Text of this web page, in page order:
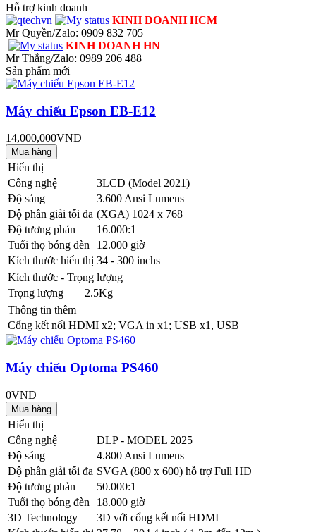
Hỗ trợ kinh doanh
KINH DOANH HCM
Mr Quyền/Zalo: 0909 832 705
KINH DOANH HN
Mr Thắng/Zalo: 0989 206 488
Sản phẩm mới
Máy chiếu Epson EB-E12
14,000,000VND
Hiển thị
Công nghệ
3LCD (Model 2021)
Độ sáng
3.600 Ansi Lumens
Độ phân giải tối đa (XGA) 1024 x 768
Độ tương phản
16.000:1
Tuổi thọ bóng đèn
12.000 giờ
Kích thước hiển thị 34 - 300 inchs
Kích thước - Trọng lượng
Trọng lượng
2.5Kg
Thông tin thêm
Cổng kết nối HDMI x2; VGA in x1; USB x1, USB
Máy chiếu Optoma PS460
0VND
Hiển thị
Công nghệ
DLP - MODEL 2025
Độ sáng
4.800 Ansi Lumens
Độ phân giải tối đa SVGA (800 x 600) hỗ trợ Full HD
Độ tương phản
50.000:1
Tuổi thọ bóng đèn
18.000 giờ
3D Technology
3D với cổng kết nối HDMI